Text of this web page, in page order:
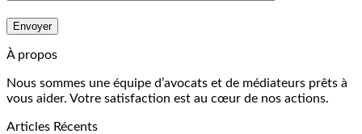
À propos
Nous sommes une équipe d’avocats et de médiateurs prêts à
vous aider. Votre satisfaction est au cœur de nos actions.
Articles Récents